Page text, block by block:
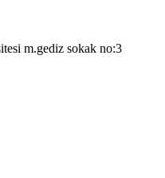
m.gediz sokak no:3